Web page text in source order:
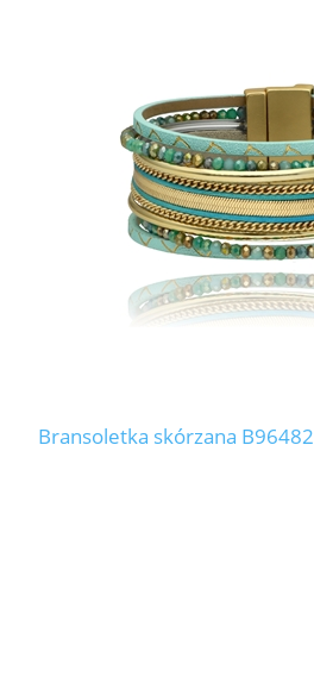
Bransoletka skórzana B96482